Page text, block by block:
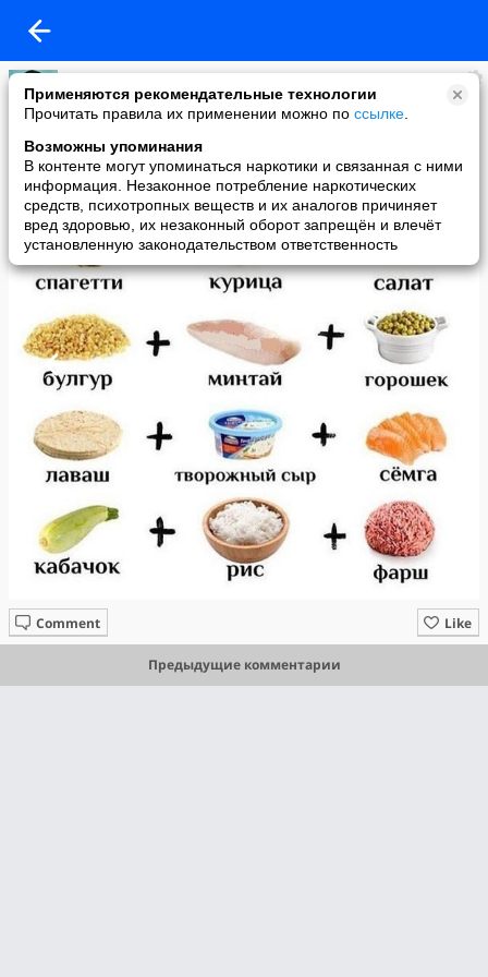
Применяются рекомендательные технологии
Прочитать правила их применении можно по ссылке
Возможны упоминания
В контенте могут упоминаться наркотики и связанная с ними
информация. Незаконное потребление наркотических
средств, психотропных веществ и их аналогов причиняет
вред здоровью, их незаконный оборот запрещён и влечёт
установленную законодательством ответственность
Кира
added a photo
16 Dec в 15:23
Like
Comment
Предыдущие комментарии